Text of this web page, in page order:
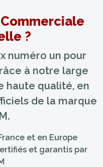
?
numéro un pour
à notre large
haute qualité, en
de la marque
et en Europe
et garantis par